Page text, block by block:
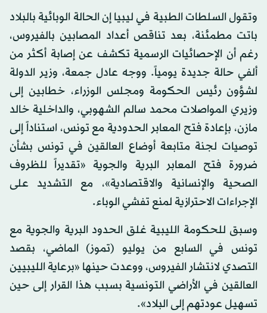
وتقول السلطات الطبية في ليبيا إن الحالة الوبائية بالبلاد
باتت مطمئنة، بعد تناقص أعداد المصابين بالفيروس،
رغم أن الإحصائيات الرسمية تكشف عن إصابة أكثر من
ألفي حالة جديدة يومياً. ووجه عادل جمعة، وزير الدولة
لشؤون رئيس الحكومة ومجلس الوزراء، خطابين إلى
وزيري المواصلات محمد سالم الشهوبي، والداخلية خالد
مازن، بإعادة فتح المعابر الحدودية مع تونس، استناداً إلى
توصيات لجنة متابعة أوضاع العالقين في تونس بشأن
ضرورة فتح المعابر البرية والجوية «تقديراً للظروف
الصحية والإنسانية والاقتصادية»، مع التشديد على
الإجراءات الاحترازية لمنع تفشي الوباء.
وسبق للحكومة الليبية غلق الحدود البرية والجوية مع
تونس في السابع من يوليو (تموز) الماضي، بقصد
التصدي لانتشار الفيروس، ووعدت حينها «برعاية الليبيين
العالقين في الأراضي التونسية بسبب هذا القرار إلى حين
تسهيل عودتهم إلى البلاد».